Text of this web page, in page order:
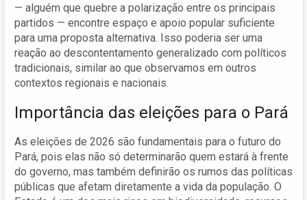
— alguém que quebre a polarização entre os principais
partidos — encontre espaço e apoio popular suficiente
para uma proposta alternativa. Isso poderia ser uma
reação ao descontentamento generalizado com políticos
tradicionais, similar ao que observamos em outros
contextos regionais e nacionais.
Importância das eleições para o Pará
As eleições de 2026 são fundamentais para o futuro do
Pará, pois elas não só determinarão quem estará à frente
do governo, mas também definirão os rumos das políticas
públicas que afetam diretamente a vida da população. O